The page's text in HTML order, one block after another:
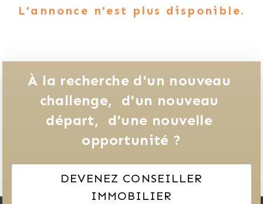
L'annonce n'est plus disponible.
À la recherche d'un nouveau
challenge,
d'un nouveau
départ,
d'une nouvelle
opportunité ?
DEVENEZ CONSEILLER
IMMOBILIER